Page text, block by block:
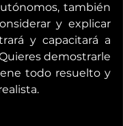
también
y explicar
y capacitará a
demostrarle
todo resuelto y